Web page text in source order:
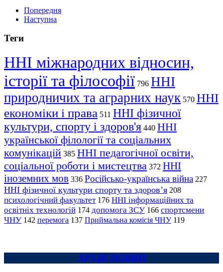
Попередня
Наступна
Теги
ННІ міжнародних відносин,
історії та філософії 796 ННІ
природничих та аграрних наук 570 ННІ
економіки і права 511 ННІ фізичної
культури, спорту і здоров'я 440 ННІ
української філології та соціальних
комунікацій 385 ННІ педагогічної освіти,
соціальної роботи і мистецтва 372 ННІ
іноземних мов 336 Російсько-українська війна 227
ННІ фізичної культури спорту та здоров’я 208
психологічний факультет 176 ННІ інформаційних та
освітніх технологій 174 допомога ЗСУ 166 спортсмени
ЧНУ 142 перемога 137 Приймальна комісія ЧНУ 119
АРХІВ НОВИН